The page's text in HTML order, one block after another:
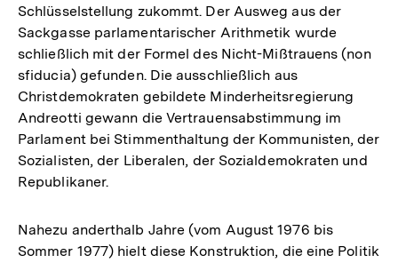
Schlüsselstellung zukommt. Der Ausweg aus der
Sackgasse parlamentarischer Arithmetik wurde
schließlich mit der Formel des Nicht-Mißtrauens (non
sfiducia) gefunden. Die ausschließlich aus
Christdemokraten gebildete Minderheitsregierung
Andreotti gewann die Vertrauensabstimmung im
Parlament bei Stimmenthaltung der Kommunisten, der
Sozialisten, der Liberalen, der Sozialdemokraten und
Republikaner.
Nahezu anderthalb Jahre (vom August 1976 bis
Sommer 1977) hielt diese Konstruktion, die eine Politik